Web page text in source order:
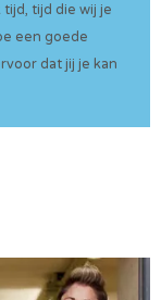
tijd die wij je
een goede
dat jij je kan